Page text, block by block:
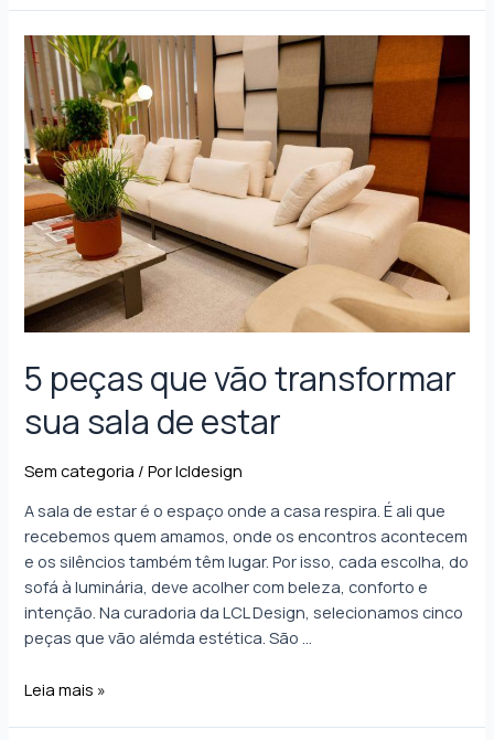
5 peças que vão transformar
sua sala de estar
Sem categoria / Porlcldesign
A sala de estar é o espaço onde a casa respira. É ali que
recebemos quem amamos, onde os encontros acontecem
e os silêncios também têm lugar. Por isso, cada escolha, do
sofá à luminária, deve acolher com beleza, conforto e
intenção. Na curadoria da LCL Design, selecionamos cinco
peças que vão alémda estética. São …
Leia mais »